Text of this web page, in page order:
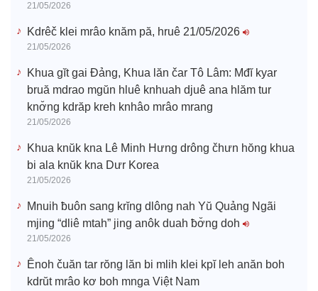
21/05/2026
Kdrêč klei mrâo knăm pă, hruê 21/05/2026
21/05/2026
Khua gĭt gai Đảng, Khua lăn čar Tô Lâm: Mđĭ kyar
bruă mdrao mgŭn hluê knhuah djuê ana hlăm tur
knơ̆ng kdrăp kreh knhâo mrâo mrang
21/05/2026
Khua knŭk kna Lê Minh Hưng drông čhưn hŏng khua
bi ala knŭk kna Dưr Korea
21/05/2026
Mnuih ƀuôn sang krĭng dlông nah Yŭ Quảng Ngãi
mjing “dliê mtah” jing anôk duah ƀơ̆ng doh
21/05/2026
Ênoh čuăn tar rŏng lăn bi mlih klei kpĭ leh anăn boh
kdrŭt mrâo kơ boh mnga Việt Nam